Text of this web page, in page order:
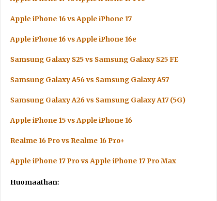
Apple iPhone 16 vs Apple iPhone 17
Apple iPhone 16 vs Apple iPhone 16e
Samsung Galaxy S25 vs Samsung Galaxy S25 FE
Samsung Galaxy A56 vs Samsung Galaxy A57
Samsung Galaxy A26 vs Samsung Galaxy A17 (5G)
Apple iPhone 15 vs Apple iPhone 16
Realme 16 Pro vs Realme 16 Pro+
Apple iPhone 17 Pro vs Apple iPhone 17 Pro Max
Huomaathan: